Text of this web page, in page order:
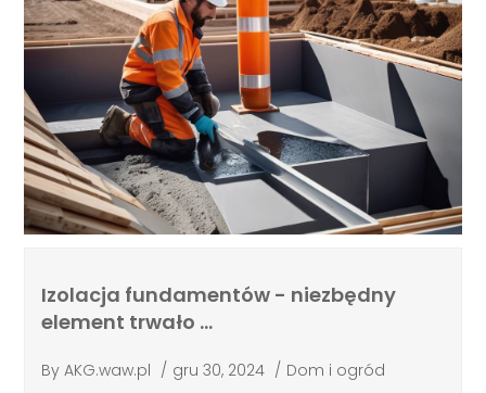
Izolacja fundamentów - niezbędny
element trwało …
ByAKG.waw.pl / gru 30, 2024 / Dom i ogród